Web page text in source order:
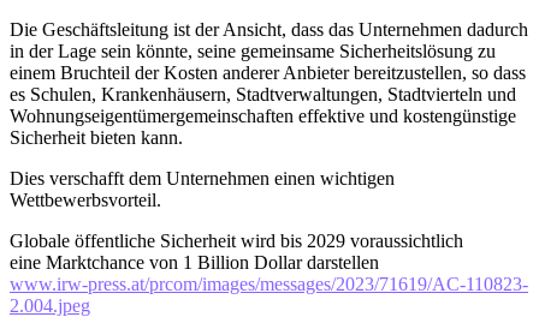
Die Geschäftsleitung ist der Ansicht, dass das Unternehmen dadurch
in der Lage sein könnte, seine gemeinsame Sicherheitslösung zu
einem Bruchteil der Kosten anderer Anbieter bereitzustellen, so dass
es Schulen, Krankenhäusern, Stadtverwaltungen, Stadtvierteln und
Wohnungseigentümergemeinschaften effektive und kostengünstige
Sicherheit bieten kann.
Dies verschafft dem Unternehmen einen wichtigen
Wettbewerbsvorteil.
Globale öffentliche Sicherheit wird bis 2029 voraussichtlich
eine Marktchance von 1 Billion Dollar darstellen
www.irw-press.at/prcom/images/messages/2023/71619/AC-110823-
2.004.jpeg